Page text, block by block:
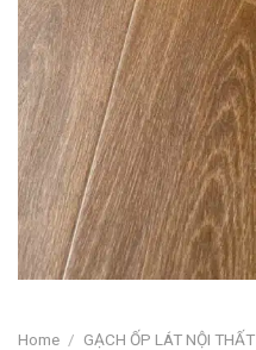
Home / GẠCH ỐP LÁT NỘI THẤT